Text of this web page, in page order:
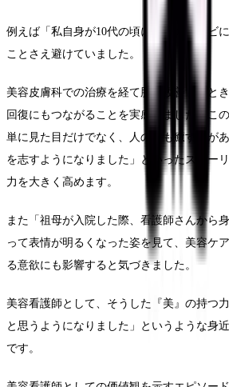
例えば「私自身が10代の頃に重度のニキビ
ことさえ避けていました。
美容皮膚科での治療を経て肌が改善したと
回復にもつながることを実感しました。こ
単に見た目だけでなく、人の心も癒す力が
を志すようになりました」といったストー
力を大きく高めます。
また「祖母が入院した際、看護師さんから
って表情が明るくなった姿を見て、美容ケ
る意欲にも影響すると気づきました。
美容看護師として、そうした『美』の持つ
と思うようになりました」というような身
です。